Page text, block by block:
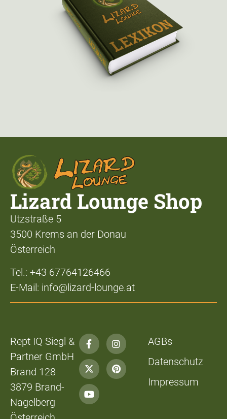
Lizard Lounge Shop
Utzstraße 5
3500 Krems an der Donau
Österreich
Tel.: +43 67764126466
E-Mail: info@lizard-lounge.at
Rept IQ Siegl &
Partner GmbH
Brand 128
3879 Brand-
Nagelberg
AGBs
Datenschutz
Impressum